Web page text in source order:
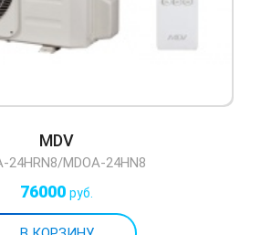
MDV
24HRN8/MDOA-24HN8
76000 руб.